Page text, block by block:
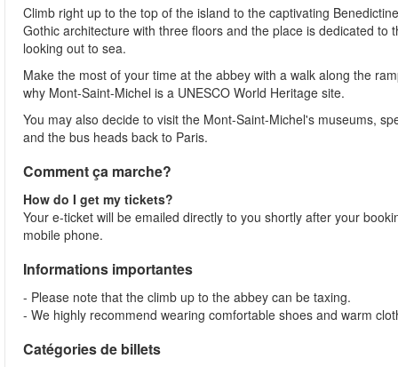
Climb right up to the top of the island to the captivating
Gothic architecture with three floors and the place is dedicated
looking out to sea.
Make the most of your time at the abbey with a walk along the
why Mont-Saint-Michel is a UNESCO World Heritage site.
You may also decide to visit the Mont-Saint-Michel's museums,
and the bus heads back to Paris.
Comment ça marche?
How do I get my tickets?
Your e-ticket will be emailed directly to you shortly after your
mobile phone.
Informations importantes
- Please note that the climb up to the abbey can be taxing.
- We highly recommend wearing comfortable shoes and warm
Catégories de billets